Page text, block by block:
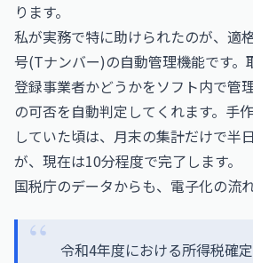
ります。
私が実務で特に助けられたのが、適
号(Tナンバー)の自動管理機能です。
登録事業者かどうかをソフト内で管
の可否を自動判定してくれます。手
していた頃は、月末の集計だけで半
が、現在は10分程度で完了します。
国税庁のデータからも、電子化の流
令和4年度における所得税確